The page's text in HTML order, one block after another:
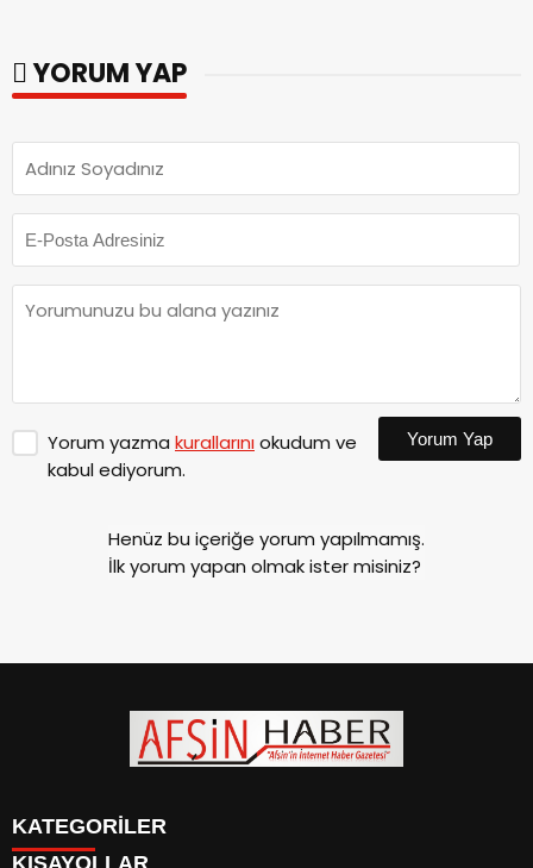
YORUM YAP
Yorum yazma kurallarınıokudum ve
kabul ediyorum.
Yorum Yap
Henüz bu içeriğe yorum yapılmamış.
İlk yorum yapan olmak ister misiniz?
KATEGORİLER